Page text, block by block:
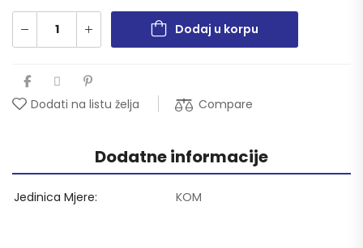
Dodaj u korpu
Dodati na listu želja Compare
Dodatne informacije
Jedinica Mjere KOM